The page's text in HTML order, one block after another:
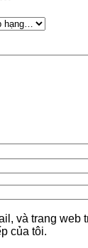
và trang web
của tôi.